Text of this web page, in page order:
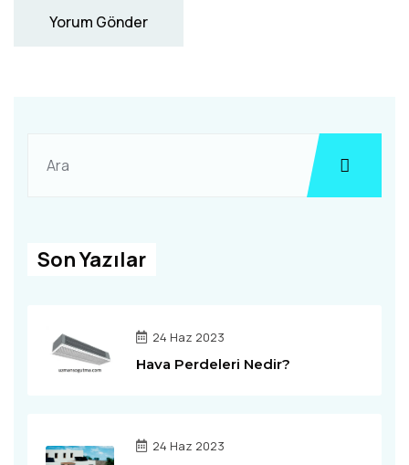
Yorum Gönder
Son Yazılar
24 Haz 2023
Hava Perdeleri Nedir?
24 Haz 2023